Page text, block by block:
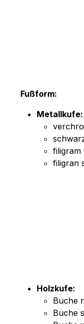
Fußform:
Metallkufe:
filigram
filigran
Holzkufe:
Buche
Buche